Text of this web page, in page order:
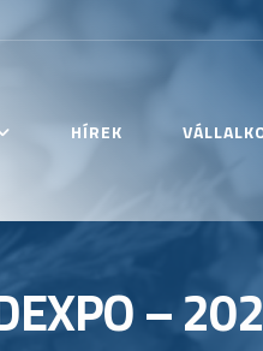
HÍREK
–